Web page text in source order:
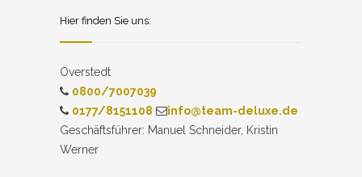
Hier finden Sie uns:
Overstedt
0800/7007039
0177/8151108
info@team-deluxe.de
Geschäftsführer: Manuel Schneider, Kristin
Werner